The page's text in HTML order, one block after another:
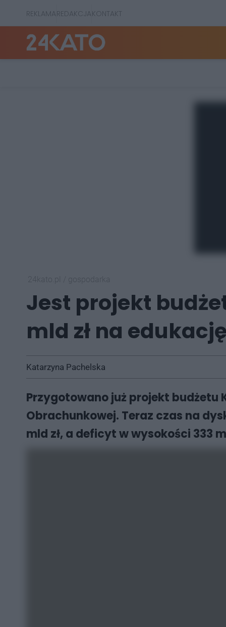
REKLAMAREDAKCJAKONTAKT
Jest projekt
mld zł na
Katarzyna Pachelska
Przygotowano już projekt budżetu
Obrachunkowej. Teraz czas na
mld zł, a deficyt w wysokości 333